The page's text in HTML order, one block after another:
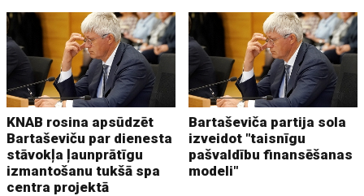
KNAB rosina apsūdzēt
Bartaševiču par dienesta
stāvokļa ļaunprātīgu
izmantošanu tukšā spa
centra projektā
Bartaševiča partija sola
izveidot "taisnīgu
pašvaldību finansēšanas
modeli"